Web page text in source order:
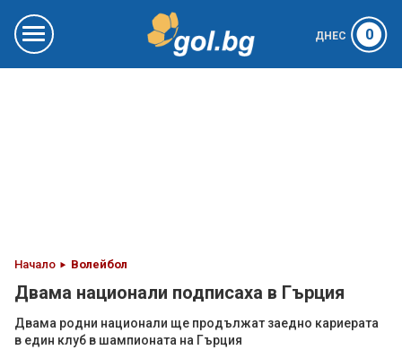
ДНЕС 0
Начало Волейбол
Двама национали подписаха в Гърция
Двама родни национали ще продължат заедно кариерата
в един клуб в шампионата на Гърция